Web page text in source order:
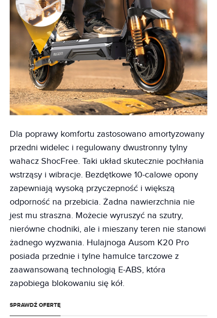
Dla poprawy komfortu zastosowano amortyzowany
przedni widelec i regulowany dwustronny tylny
wahacz ShocFree. Taki układ skutecznie pochłania
wstrząsy i wibracje. Bezdętkowe 10-calowe opony
zapewniają wysoką przyczepność i większą
odporność na przebicia. Żadna nawierzchnia nie
jest mu straszna. Możecie wyruszyć na szutry,
nierówne chodniki, ale i mieszany teren nie stanowi
żadnego wyzwania. Hulajnoga Ausom K20 Pro
posiada przednie i tylne hamulce tarczowe z
zaawansowaną technologią E-ABS, która
zapobiega blokowaniu się kół.
SPRAWDŹ OFERTĘ